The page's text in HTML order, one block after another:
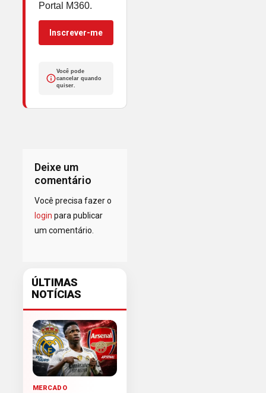
Portal M360.
Inscrever-me
Você pode
cancelar quando
quiser.
Deixe um
comentário
Você precisa fazer o
login para publicar
um comentário.
ÚLTIMAS
NOTÍCIAS
MERCADO